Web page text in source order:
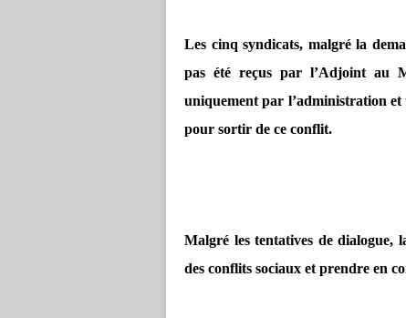
Les cinq syndicats, malgré la
pas été reçus par l’Adjoint au
uniquement par l’administration
pour sortir de ce conflit.
Malgré les tentatives de dialogue,
des conflits sociaux et prendre en